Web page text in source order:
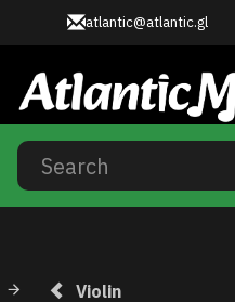
atlantic@atlantic.gl
Violin